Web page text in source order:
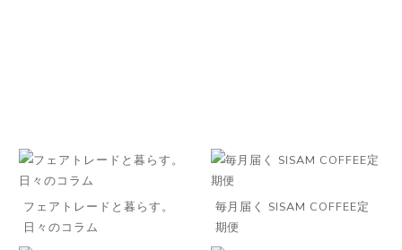
フェアトレードと暮らす。
日々のコラム
毎月届く SISAM COFFEE定
期便